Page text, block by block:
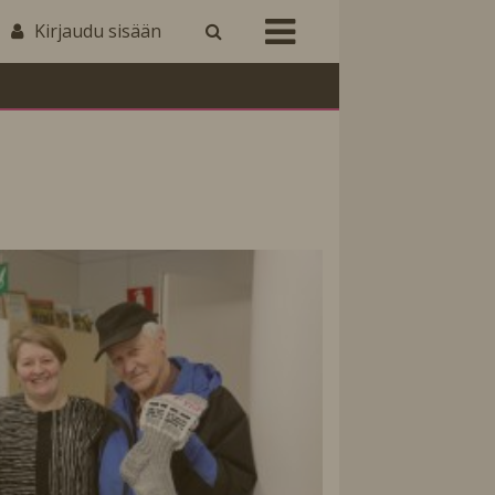
Kirjaudu sisään